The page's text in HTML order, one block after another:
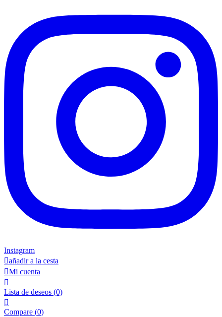
Instagram
añadir a la cesta
Mi cuenta

Lista de deseos (0)

Compare (0)